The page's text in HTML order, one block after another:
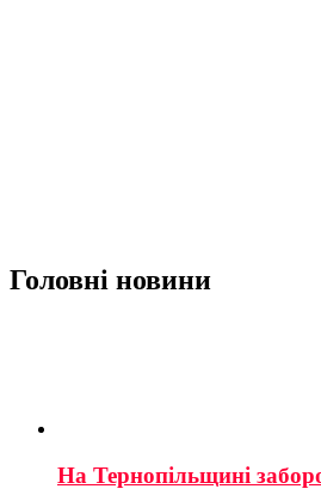
Головні новини
На Тернопільщині